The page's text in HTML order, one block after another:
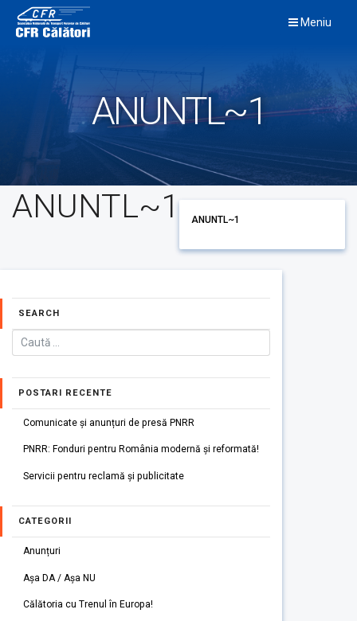
content
Meniu
ANUNTL~1
ANUNTL~1 ANUNTL~1
SEARCH
POSTARI RECENTE
Comunicate și anunțuri de presă PNRR
PNRR: Fonduri pentru România modernă și reformată!
Servicii pentru reclamă și publicitate
CATEGORII
Anunțuri
Așa DA / Așa NU
Călătoria cu Trenul în Europa!